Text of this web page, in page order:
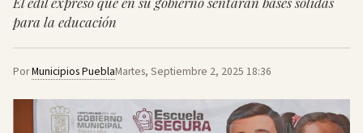
para la educación
PorMunicipios PueblaMartes, Septiembre 2, 2025 18:36